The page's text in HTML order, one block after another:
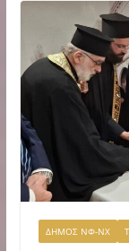
ΔΗΜΟΣ ΝΦ-ΝΧ